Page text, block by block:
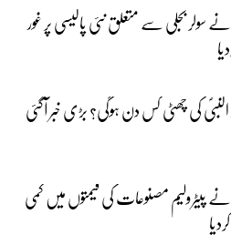
بجلی سے متعلق نئی پالیسی پر غور
النبیؐ کی چھٹی کس دن ہوگی؟ بڑی خبر آگئی
پیٹرولیم مصنوعات کی قیمتوں میں کمی